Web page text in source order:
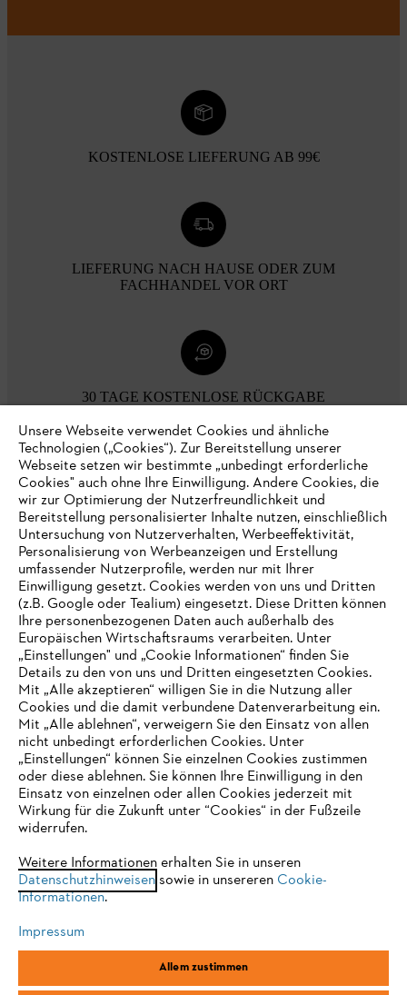
KOSTENLOSE LIEFERUNG AB 99€
LIEFERUNG NACH HAUSE ODER ZUM
FACHHANDEL VOR ORT
30 TAGE KOSTENLOSE RÜCKGABE
Zahlungsmöglichkeiten
Unternehmen
Online Shop
Service
Allgemeine Geschäftsbedingungen
Impressum Cookies Rechtliche Informationen
IHR BROWSER WIRD NICHT
UNTERSTÜTZT
eine optimale Nutzung unserer Seite empfehlen wir Ihnen, zu
einem der folgenden Browser zu wechseln:
Firefox Chrome
Unsere Webseite verwendet Cookies und ähnliche
Technologien („Cookies“). Zur Bereitstellung unserer
Webseite setzen wir bestimmte „unbedingt erforderliche
Cookies" auch ohne Ihre Einwilligung. Andere Cookies, die
wir zur Optimierung der Nutzerfreundlichkeit und
Bereitstellung personalisierter Inhalte nutzen, einschließlich
Untersuchung von Nutzerverhalten, Werbeeffektivität,
Personalisierung von Werbeanzeigen und Erstellung
umfassender Nutzerprofile, werden nur mit Ihrer
Einwilligung gesetzt. Cookies werden von uns und Dritten
(z.B. Google oder Tealium) eingesetzt. Diese Dritten können
Ihre personenbezogenen Daten auch außerhalb des
Europäischen Wirtschaftsraums verarbeiten. Unter
„Einstellungen" und „Cookie Informationen“ finden Sie
Details zu den von uns und Dritten eingesetzten Cookies.
Mit „Alle akzeptieren“ willigen Sie in die Nutzung aller
Cookies und die damit verbundene Datenverarbeitung ein.
Mit „Alle ablehnen“, verweigern Sie den Einsatz von allen
nicht unbedingt erforderlichen Cookies. Unter
„Einstellungen“ können Sie einzelnen Cookies zustimmen
oder diese ablehnen. Sie können Ihre Einwilligung in den
Einsatz von einzelnen oder allen Cookies jederzeit mit
Wirkung für die Zukunft unter “Cookies“ in der Fußzeile
widerrufen.
Weitere Informationen erhalten Sie in unseren
Datenschutzhinweisensowie in unsereren Cookie-
Informationen.
Impressum
Allem zustimmen